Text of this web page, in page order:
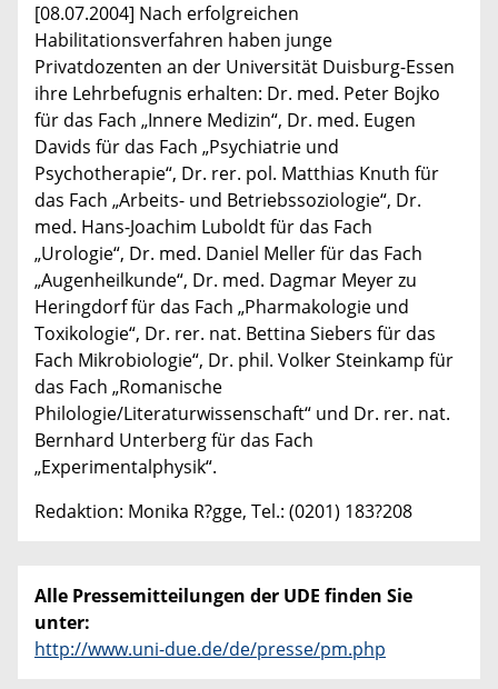
[08.07.2004] Nach erfolgreichen
Habilitationsverfahren haben junge
Privatdozenten an der Universität Duisburg-Essen
ihre Lehrbefugnis erhalten: Dr. med. Peter Bojko
für das Fach „Innere Medizin“, Dr. med. Eugen
Davids für das Fach „Psychiatrie und
Psychotherapie“, Dr. rer. pol. Matthias Knuth für
das Fach „Arbeits- und Betriebssoziologie“, Dr.
med. Hans-Joachim Luboldt für das Fach
„Urologie“, Dr. med. Daniel Meller für das Fach
„Augenheilkunde“, Dr. med. Dagmar Meyer zu
Heringdorf für das Fach „Pharmakologie und
Toxikologie“, Dr. rer. nat. Bettina Siebers für das
Fach Mikrobiologie“, Dr. phil. Volker Steinkamp für
das Fach „Romanische
Philologie/Literaturwissenschaft“ und Dr. rer. nat.
Bernhard Unterberg für das Fach
„Experimentalphysik“.
Redaktion: Monika R?gge, Tel.: (0201) 183?208
Alle Pressemitteilungen der UDE finden Sie
unter:
http://www.uni-due.de/de/presse/pm.php